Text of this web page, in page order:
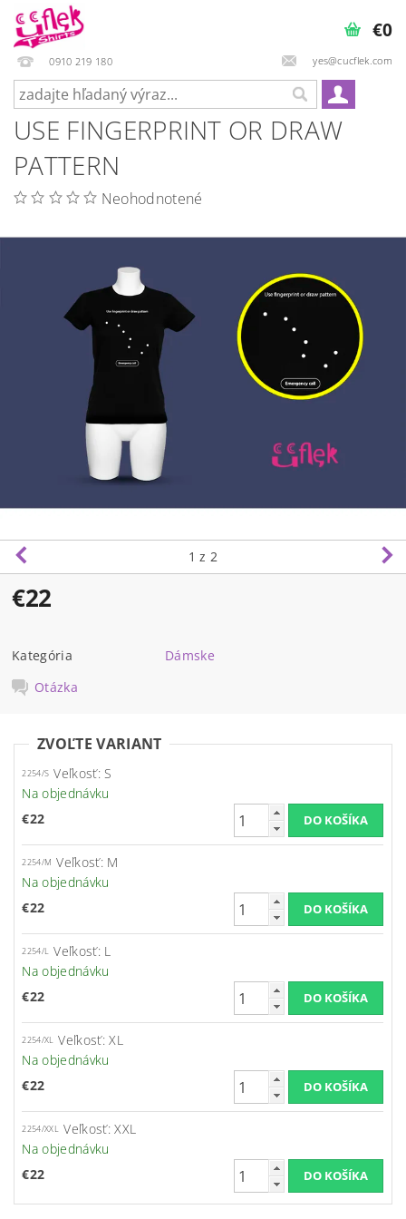
0910 219 180 yes@cucflek.com
€0
USE FINGERPRINT OR DRAW
PATTERN
Neohodnotené
1 z 2
€22
Kategória
Dámske
Otázka
ZVOĽTE VARIANT
2254/S Veľkosť: S
Na objednávku
€22
2254/M Veľkosť: M
Na objednávku
€22
2254/L Veľkosť: L
Na objednávku
€22
2254/XL Veľkosť: XL
Na objednávku
€22
2254/XXL Veľkosť: XXL
Na objednávku
€22